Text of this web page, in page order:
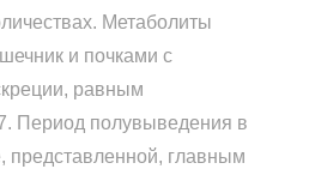
Метаболиты
и почками с
равным
Период полувыведения в
представленной, главным